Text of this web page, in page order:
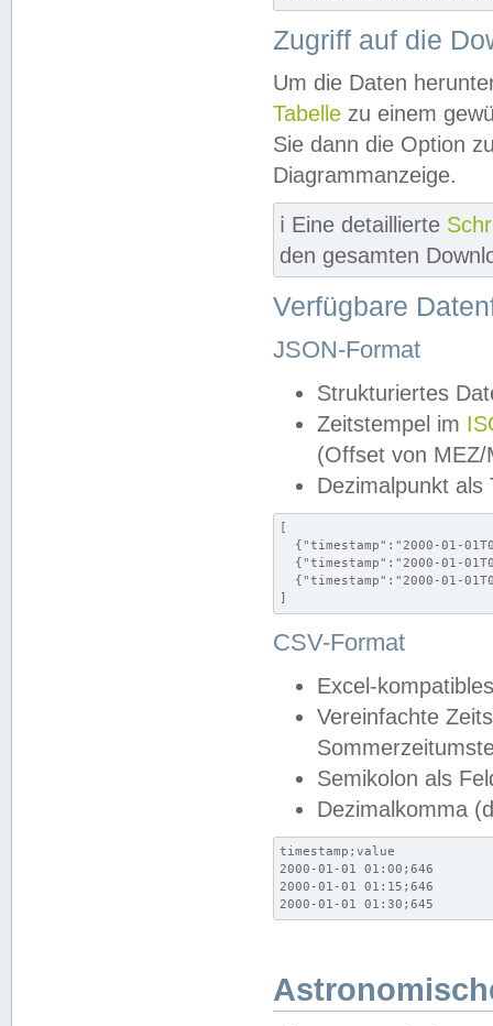
Zugriff auf die
Um die Daten
Tabelle zu einem
Sie dann die Option
Diagrammanzeige.
ℹ️ Eine detaillierte
den gesamten
Verfügbare
JSON-Format
Strukturiertes
Zeitstempel im
(Offset von MEZ/
Dezimalpunkt als
[
{"timestamp":"2000-01-
{"timestamp":"2000-01-
{"timestamp":"2000-01-
]
CSV-Format
Excel-
Vereinfachte
Semikolon als
Dezimalkomma
timestamp;value
2000-01-01 01:00;646
2000-01-01 01:15;646
2000-01-01 01:30;645